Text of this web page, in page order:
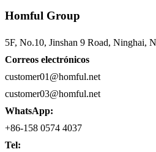
Homful Group
5F, No.10, Jinshan 9 Road, Ninghai,
Correos electrónicos
customer01@homful.net
customer03@homful.net
WhatsApp:
+86-158 0574 4037
Tel: